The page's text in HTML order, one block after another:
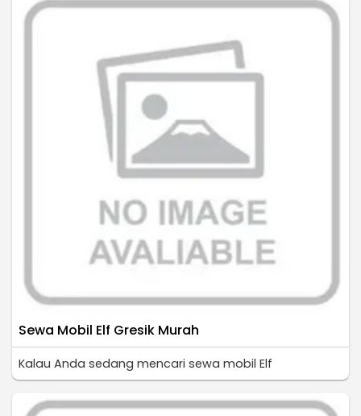
Sewa Mobil Elf Gresik Murah
Kalau Anda sedang mencari sewa mobil Elf